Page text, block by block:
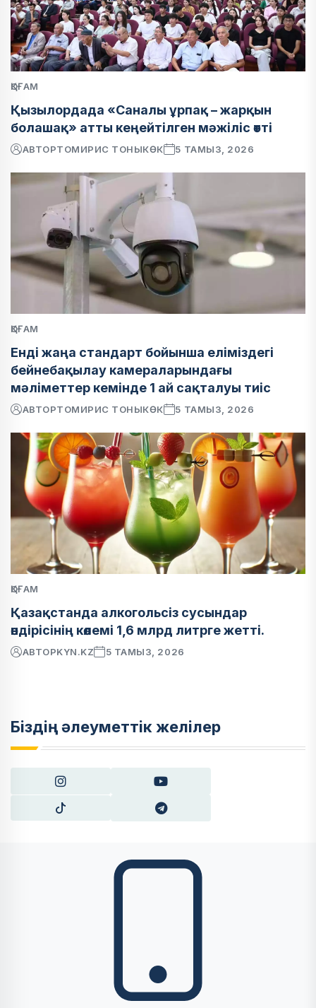
ҚОҒАМ
Қызылордада «Саналы ұрпақ – жарқын
болашақ» атты кеңейтілген мәжіліс өтті
АВТОРТОМИРИС ТОНЫКӨК 5 ТАМЫЗ, 2026
ҚОҒАМ
Енді жаңа стандарт бойынша еліміздегі
бейнебақылау камераларындағы
мәліметтер кемінде 1 ай сақталуы тиіс
АВТОРТОМИРИС ТОНЫКӨК 5 ТАМЫЗ, 2026
ҚОҒАМ
Қазақстанда алкогольсіз сусындар
өндірісінің көлемі 1,6 млрд литрге жетті.
АВТОРKYN.KZ 5 ТАМЫЗ, 2026
Біздің әлеуметтік желілер